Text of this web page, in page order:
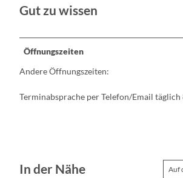
Gut zu wissen
Öffnungszeiten
Andere Öffnungszeiten:
Terminabsprache per Telefon/Email
In der Nähe Auf